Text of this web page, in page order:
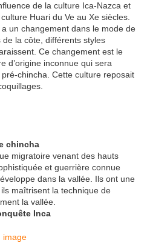
de la culture Ica-Nazca et
Huari du Ve au Xe siècles.
un changement dans le mode de
la côte, différents styles
Ce changement est le
d’origine inconnue qui sera
chincha. Cette culture reposait
chincha
migratoire venant des hauts
et guerrière connue
dans la vallée. Ils ont une
maîtrisent la technique de
la vallée.
Inca
image